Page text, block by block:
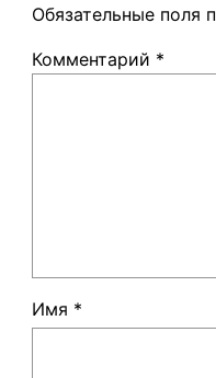
Обязательные поля
Комментарий *
Имя *